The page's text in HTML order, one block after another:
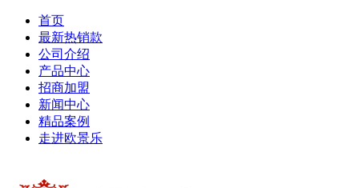
首页
最新热销款
公司介绍
产品中心
招商加盟
新闻中心
精品案例
走进欧景乐